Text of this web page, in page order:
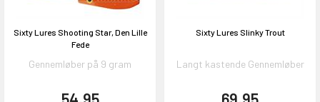
Sixty Lures Shooting Star, Den Lille
Fede
Gennemløber på 9 gram
Sixty Lures Slinky Trout
Langt kastende Gennemløber